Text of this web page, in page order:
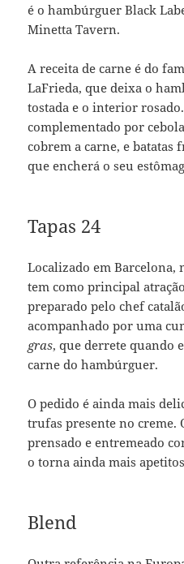
é o hambúrguer Black
Minetta Tavern.
A receita de carne é do
LaFrieda, que deixa o
tostada e o interior
complementado por
cobrem a carne, e batatas
que encherá o seu
Tapas 24
Localizado em Barcelona,
tem como principal
preparado pelo chef
acompanhado por uma
gras, que derrete quando
carne do hambúrguer.
O pedido é ainda mais
trufas presente no creme.
prensado e entremeado
o torna ainda mais
Blend